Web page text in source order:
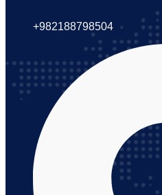
+982188798504